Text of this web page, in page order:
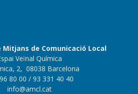
Mitjans de Comunicació Local
Veïnal Química
2, 08038 Barcelona
80 00 / 93 331 40 40
info@amcl.cat